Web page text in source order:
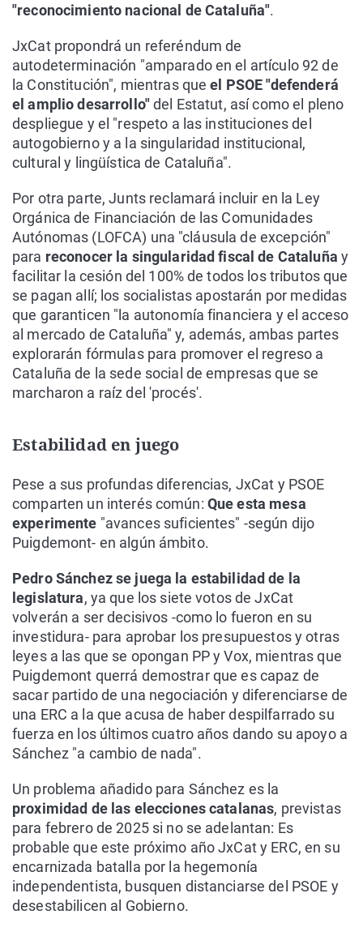
"reconocimiento nacional de Cataluña".
JxCat propondrá un referéndum de
autodeterminación "amparado en el artículo 92 de
la Constitución", mientras que el PSOE "defenderá
el amplio desarrollo"del Estatut, así como el pleno
despliegue y el "respeto a las instituciones del
autogobierno y a la singularidad institucional,
cultural y lingüística de Cataluña".
Por otra parte, Junts reclamará incluir en la Ley
Orgánica de Financiación de las Comunidades
Autónomas (LOFCA) una "cláusula de excepción"
para reconocer la singularidad fiscal de Cataluña y
facilitar la cesión del 100% de todos los tributos que
se pagan allí; los socialistas apostarán por medidas
que garanticen "la autonomía financiera y el acceso
al mercado de Cataluña" y, además, ambas partes
explorarán fórmulas para promover el regreso a
Cataluña de la sede social de empresas que se
marcharon a raíz del 'procés'.
Estabilidad en juego
Pese a sus profundas diferencias, JxCat y PSOE
comparten un interés común: Que esta mesa
experimente "avances suficientes" -según dijo
Puigdemont- en algún ámbito.
Pedro Sánchez se juega la estabilidad de la
legislatura, ya que los siete votos de JxCat
volverán a ser decisivos -como lo fueron en su
investidura- para aprobar los presupuestos y otras
leyes a las que se opongan PP y Vox, mientras que
Puigdemont querrá demostrar que es capaz de
sacar partido de una negociación y diferenciarse de
una ERC a la que acusa de haber despilfarrado su
fuerza en los últimos cuatro años dando su apoyo a
Sánchez "a cambio de nada".
Un problema añadido para Sánchez es la
proximidad de las elecciones catalanas, previstas
para febrero de 2025 si no se adelantan: Es
probable que este próximo año JxCat y ERC, en su
encarnizada batalla por la hegemonía
independentista, busquen distanciarse del PSOE y
desestabilicen al Gobierno.